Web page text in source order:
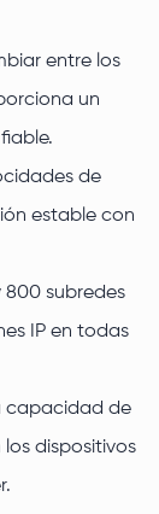
entre los
un
de
estable con
800 subredes
IP en todas
capacidad de
dispositivos